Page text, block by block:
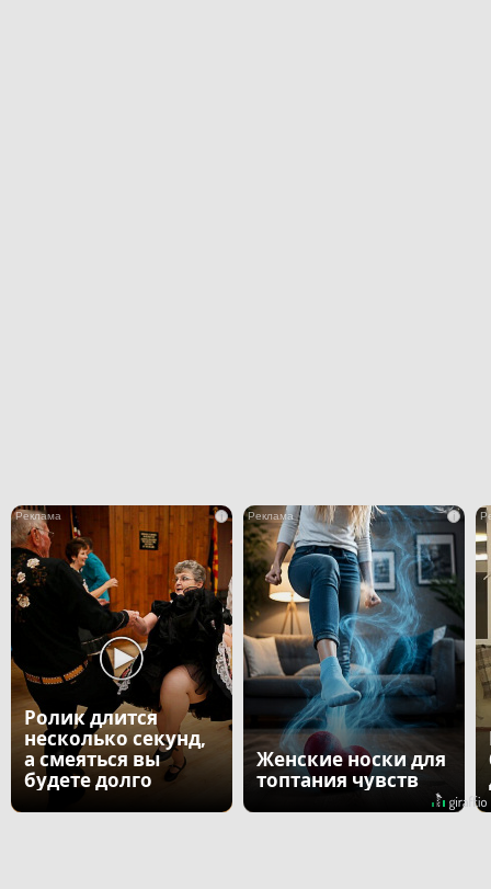
i
Ролик длится
несколько секунд,
а смеяться вы
будете долго
i
Женские носки для
топтания чувств